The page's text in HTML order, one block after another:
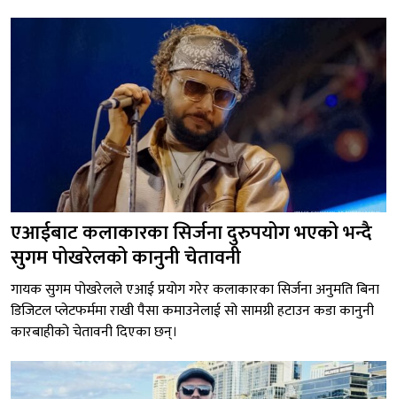
एआईबाट कलाकारका सिर्जना दुरुपयोग भएको भन्दै
सुगम पोखरेलको कानुनी चेतावनी
गायक सुगम पोखरेलले एआई प्रयोग गरेर कलाकारका सिर्जना अनुमति बिना
डिजिटल प्लेटफर्ममा राखी पैसा कमाउनेलाई सो सामग्री हटाउन कडा कानुनी
कारबाहीको चेतावनी दिएका छन्।